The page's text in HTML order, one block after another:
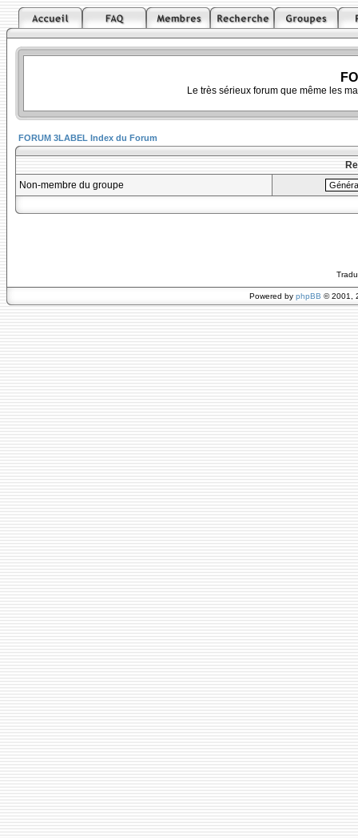
Le très sérieux forum que même les
FORUM 3LABEL Index du Forum
Non-membre du groupe
Powered by phpBB © 2001,